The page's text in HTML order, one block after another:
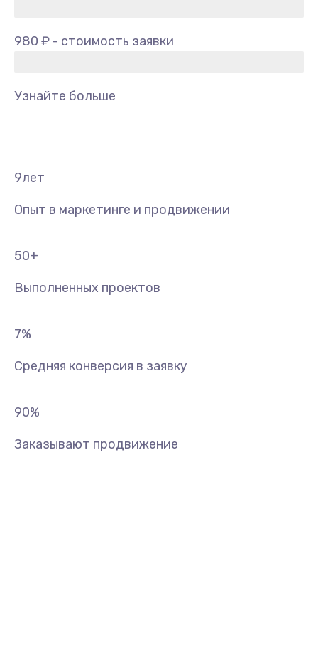
980 ₽ - стоимость заявки
Узнайте больше
9лет
Опыт в маркетинге и продвижении
50+
Выполненных проектов
7%
Средняя конверсия в заявку
90%
Заказывают продвижение